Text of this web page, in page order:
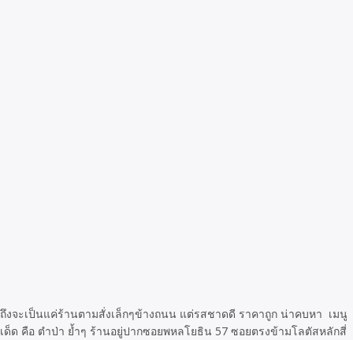
ถึงจะเป็นแค่ร้านตามสั่งเล็กๆข้างถนน แต่รสชาดดี ราคาถูก น่าคบหา เมนู
เด็ด คือ ตำป่า ย้ำๆ ร้านอยู่ปากซอยพหลโยธิน 57 ซอยตรงข้ามโลตัสหลักสี่